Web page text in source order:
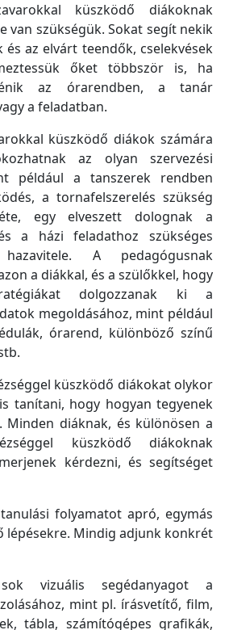
küszködő diákoknak
van szükségük. Sokat segít nekik
az elvárt teendők, cselekvések
őket többször is, ha
az órarendben, a tanár
a feladatban.
küszködő diákok számára
az olyan szervezési
például a tanszerek rendben
a tornafelszerelés szükség
egy elveszett dolognak a
a házi feladathoz szükséges
hazavitele. A pedagógusnak
a diákkal, és a szülőkkel, hogy
dolgozzanak ki a
megoldásához, mint például
órarend, különböző színű
küszködő diákokat olykor
tanítani, hogy hogyan tegyenek
Minden diáknak, és különösen a
küszködő diákoknak
kérdezni, és segítséget
folyamatot apró, egymás
lépésekre. Mindig adjunk konkrét
sok vizuális segédanyagot a
mint pl. írásvetítő, film,
tábla, számítógépes grafikák,